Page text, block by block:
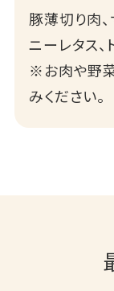
豚薄切り肉、
ニーレタス、
※お肉や野
みください。